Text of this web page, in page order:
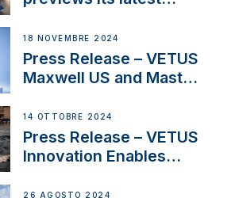
Solutions at Boot
Düsseldorf 2025
18 NOVEMBRE 2024
Press Release – VETUS
Maxwell US and Mastry
Thruster Installation
Program
14 OTTOBRE 2024
Press Release – VETUS
Innovation Enables
Set Sail for Exclusive
26 AGOSTO 2024